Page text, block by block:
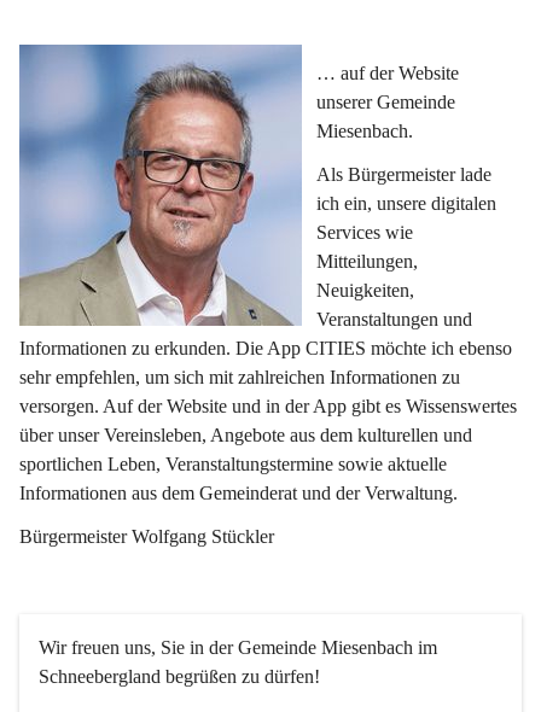
… auf der Website
unserer Gemeinde
Miesenbach.
Als Bürgermeister lade
ich ein, unsere digitalen
Services wie
Mitteilungen,
Neuigkeiten,
Veranstaltungen und
Informationen zu erkunden. Die App CITIES möchte ich ebenso
sehr empfehlen, um sich mit zahlreichen Informationen zu
versorgen. Auf der Website und in der App gibt es Wissenswertes
über unser Vereinsleben, Angebote aus dem kulturellen und
sportlichen Leben, Veranstaltungstermine sowie aktuelle
Informationen aus dem Gemeinderat und der Verwaltung.
Bürgermeister Wolfgang Stückler
Wir freuen uns, Sie in der Gemeinde Miesenbach im
Schneebergland begrüßen zu dürfen!